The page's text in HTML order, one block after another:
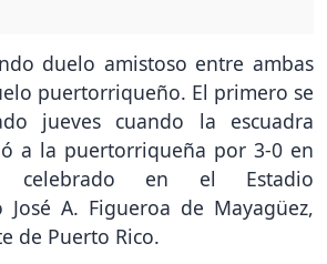
duelo amistoso entre ambas
puertorriqueño. El primero se
jueves cuando la escuadra
a la puertorriqueña por 3-0 en
celebrado en el Estadio
José A. Figueroa de Mayagüez,
de Puerto Rico.